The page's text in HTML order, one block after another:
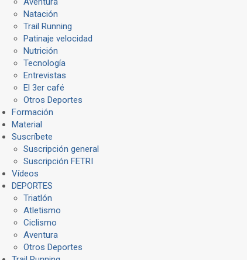
Natación
Trail Running
Patinaje velocidad
Nutrición
Tecnología
Entrevistas
El 3er café
Otros Deportes
Formación
Material
Suscríbete
Suscripción general
Suscripción FETRI
Vídeos
DEPORTES
Triatlón
Atletismo
Ciclismo
Aventura
Otros Deportes